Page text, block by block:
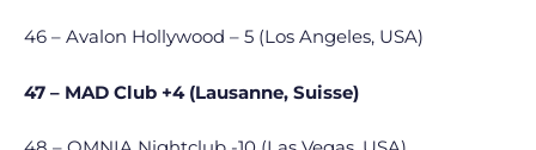
46 – Avalon Hollywood – 5 (Los Angeles, USA)
47 – MAD Club +4 (Lausanne, Suisse)